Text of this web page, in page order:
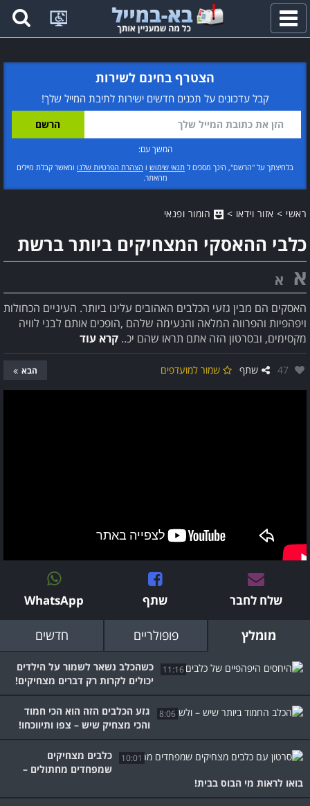
פתח
תפריט
הצטרף בחינם לשירות
קבל עדכונים על תכנים חדשים ישירות לתיבת המייל שלך!
המשך עם:
בלחיצתך על "הרשם", הינך מסכים ל תנאי שימוש ו הצהרת הפרטיות שלנו ומאשר קבלת מיילים
מהאתר.
ראשי > אזור וידאו > הומור ופנאי
כלבי ההאסקי המצחיקים ביותר ברשת
א א
האסקים הם מבין גזעי הכלבים האהובים עלינו ביותר. העיניים הכחולות
ויפהפיות והפרווה המלאה והנעימה שלהם ,הופכים אותם לבני לוויה
מקסימים, ובסרטון הזה אתם תראו שהם יכ.. קרא עוד
אהבו:
47 שתף שמור למועדפים הבא
שלח לחבר שתף WhatsApp
מומלץ פופולריים חדשים
11:16
כשהכלב נשאר לשמור על הילדים
יכולים לקרות רק דברים מצחיקים!
8:06
גזע הכלבים הזה הוא הכי חמוד
והכי מצחיק שיש – צפו ותיווכחו!
10:01
כלבים מצחיקים
שמפחדים מחתולים –
בואו לראות מי הבוס בבית!